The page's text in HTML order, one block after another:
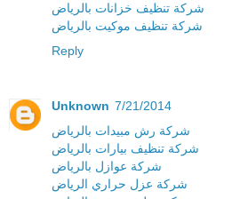
شركة تنظيف خزانات بالرياض
شركة تنظيف موكيت بالرياض
Reply
Unknown 7/21/2014
شركة رش مبيدات بالرياض
شركة تنظيف بيارات بالرياض
شركة عوازل بالرياض
شركة عزل حراري الرياض